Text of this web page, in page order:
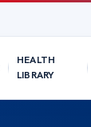
HEALTH
LIBRARY